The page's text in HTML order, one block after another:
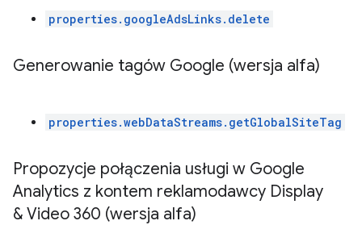
properties.googleAdsLinks.delete
Generowanie tagów Google (wersja alfa)
properties.webDataStreams.getGlobalSiteTag
Propozycje połączenia usługi w Google
Analytics z kontem reklamodawcy Display
& Video 360 (wersja alfa)